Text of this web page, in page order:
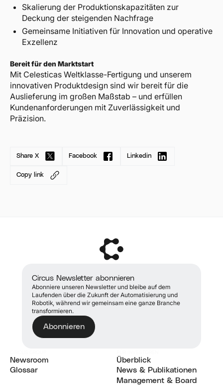
Skalierung der Produktionskapazitäten zur
Deckung der steigenden Nachfrage
Gemeinsame Initiativen für Innovation und operative
Exzellenz
Bereit für den Marktstart
Mit Celesticas Weltklasse-Fertigung und unserem
innovativen Produktdesign sind wir bereit für die
Auslieferung im großen Maßstab – und erfüllen
Kundenanforderungen mit Zuverlässigkeit und
Präzision.
Share X Facebook Linkedin
Copy link
Circus Newsletter abonnieren
Abonniere unseren Newsletter und bleibe auf dem
Laufenden über die Zukunft der Automatisierung und
Robotik, während wir gemeinsam eine ganze Branche
transformieren.
Abonnieren
Newsroom
Aktuelle Nachrichten
Glossar
Überblick
Überblick
News & Publikationen
News & Publikationen
Management & Board